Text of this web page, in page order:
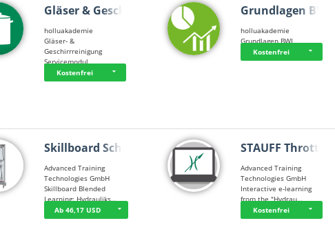
Gläser & Geschi…
holluakademie
Gläser- &
Geschirrreinigung
Servicemodul
Kostenfrei
Grundlagen BWL
holluakademie
Grundlagen BWL
Kostenfrei
Skillboard Schl…
Advanced Training
Technologies GmbH
Skillboard Blended
Learning: Hydrauliks…
Ab 46,17 USD
STAUFF Throttle…
Advanced Training
Technologies GmbH
Interactive e-learning
from the "Hydrau…
Kostenfrei